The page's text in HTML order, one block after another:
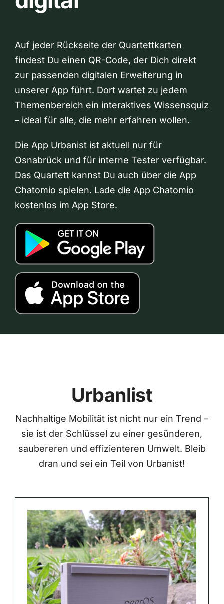
Auf jeder Rückseite der Quartettkarten
findest Du einen QR-Code, der Dich direkt
zur passenden digitalen Erweiterung in
unserer App führt. Dort wartet zu jedem
Themenbereich ein interaktives Wissensquiz
– ideal für alle, die mehr erfahren wollen.
Die App Urbanist ist aktuell nur für
Osnabrück und für interne Tester verfügbar.
Das Quartett kannst Du auch über die App
Chatomio spielen. Lade die App Chatomio
kostenlos im App Store.
Urbanlist
Nachhaltige Mobilität ist nicht nur ein Trend –
sie ist der Schlüssel zu einer gesünderen,
saubereren und effizienteren Umwelt. Bleib
dran und sei ein Teil von Urbanist!